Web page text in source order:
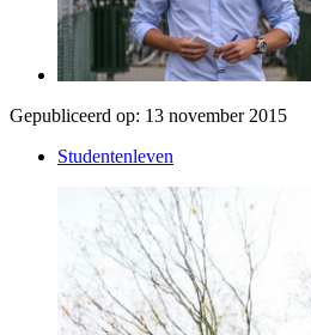
Gepubliceerd op: 13 november 2015
Studentenleven